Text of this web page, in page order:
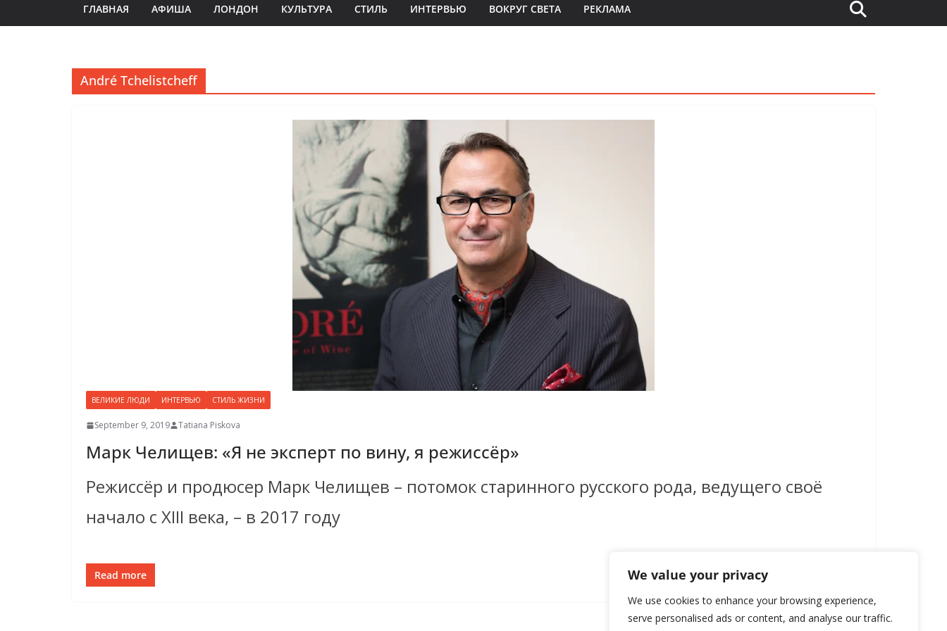
We value your privacy
We use cookies to enhance your browsing experience,
serve personalised ads or content, and analyse our traffic.
ГЛАВНАЯ АФИША ЛОНДОН КУЛЬТУРА СТИЛЬ ИНТЕРВЬЮ ВОКРУГ СВЕТА РЕКЛАМА
André Tchelistcheff
ВЕЛИКИЕ ЛЮДИ ИНТЕРВЬЮ СТИЛЬ ЖИЗНИ
September 9, 2019 Tatiana Piskova
Марк Челищев: «Я не эксперт по вину, я режиссёр»
Режиссёр и продюсер Марк Челищев – потомок старинного русского рода, ведущего своё
начало с XIII века, – в 2017 году
Read more